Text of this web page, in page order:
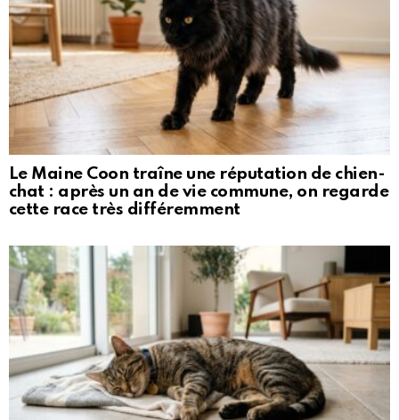
Le Maine Coon traîne une réputation de chien-
chat : après un an de vie commune, on regarde
cette race très différemment